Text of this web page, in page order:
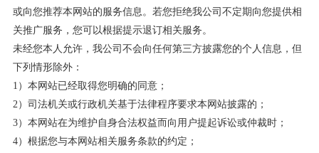
或向您推荐本网站的服务信息。若您拒绝我公司不定期向您提供相
关推广服务，您可以根据提示退订相关服务。
未经您本人允许，我公司不会向任何第三方披露您的个人信息，但
下列情形除外：
1 ）本网站已经取得您明确的同意；
2）司法机关或行政机关基于法律程序要求本网站披露的；
3）本网站在为维护自身合法权益而向用户提起诉讼或仲裁时；
4）根据您与本网站相关服务条款的约定；